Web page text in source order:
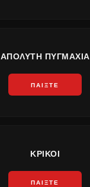
ΑΠΌΛΥΤΗ ΠΥΓΜΑΧΊΑ
ΠΑΊΞΤΕ
ΚΡΊΚΟΙ
ΠΑΊΞΤΕ